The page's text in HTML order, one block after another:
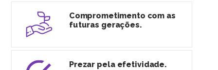
Comprometimento com as
futuras gerações.
Prezar pela efetividade.